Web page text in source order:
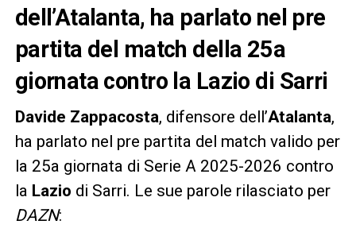
dell’Atalanta, ha parlato nel pre
partita del match della 25a
giornata contro la Lazio di Sarri
Davide Zappacosta, difensore dell’Atalanta,
ha parlato nel pre partita del match valido per
la 25a giornata di Serie A 2025-2026 contro
la Lazio di Sarri. Le sue parole rilasciato per
DAZN: